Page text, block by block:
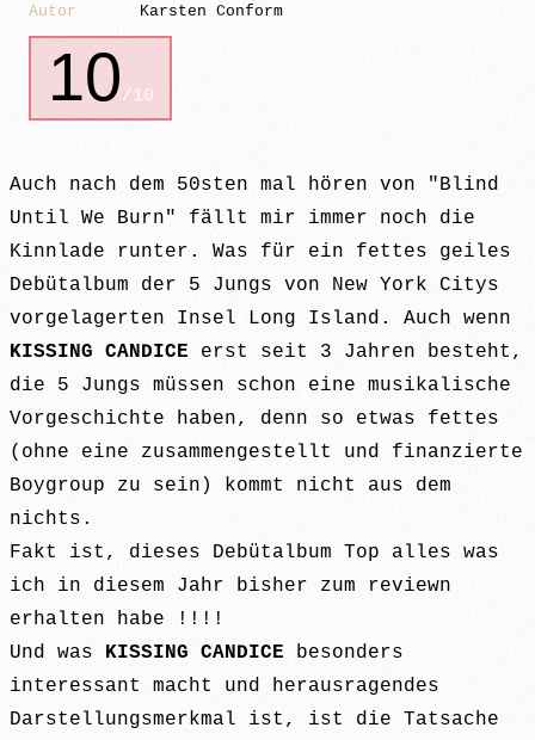
Autor
Karsten Conform
10/10
Auch nach dem 50sten mal hören von "Blind
Until We Burn" fällt mir immer noch die
Kinnlade runter. Was für ein fettes geiles
Debütalbum der 5 Jungs von New York Citys
vorgelagerten Insel Long Island. Auch wenn
KISSING CANDICE erst seit 3 Jahren besteht,
die 5 Jungs müssen schon eine musikalische
Vorgeschichte haben, denn so etwas fettes
(ohne eine zusammengestellt und finanzierte
Boygroup zu sein) kommt nicht aus dem
nichts.
Fakt ist, dieses Debütalbum Top alles was
ich in diesem Jahr bisher zum reviewn
erhalten habe !!!!
Und was KISSING CANDICE besonders
interessant macht und herausragendes
Darstellungsmerkmal ist, ist die Tatsache